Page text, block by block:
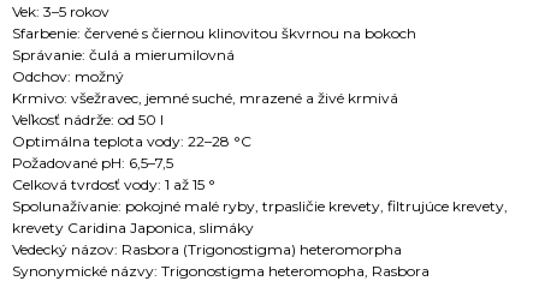
Vek: 3–5 rokov
Sfarbenie: červené s čiernou klinovitou škvrnou na bokoch
Správanie: čulá a mierumilovná
Odchov: možný
Krmivo: všežravec, jemné suché, mrazené a živé krmivá
Veľkosť nádrže: od 50 l
Optimálna teplota vody: 22–28 °C
Požadované pH: 6,5–7,5
Celková tvrdosť vody: 1 až 15 °
Spolunažívanie: pokojné malé ryby, trpasličie krevety, filtrujúce krevety,
krevety Caridina Japonica, slimáky
Vedecký názov: Rasbora (Trigonostigma) heteromorpha
Synonymické názvy: Trigonostigma heteromopha, Rasbora